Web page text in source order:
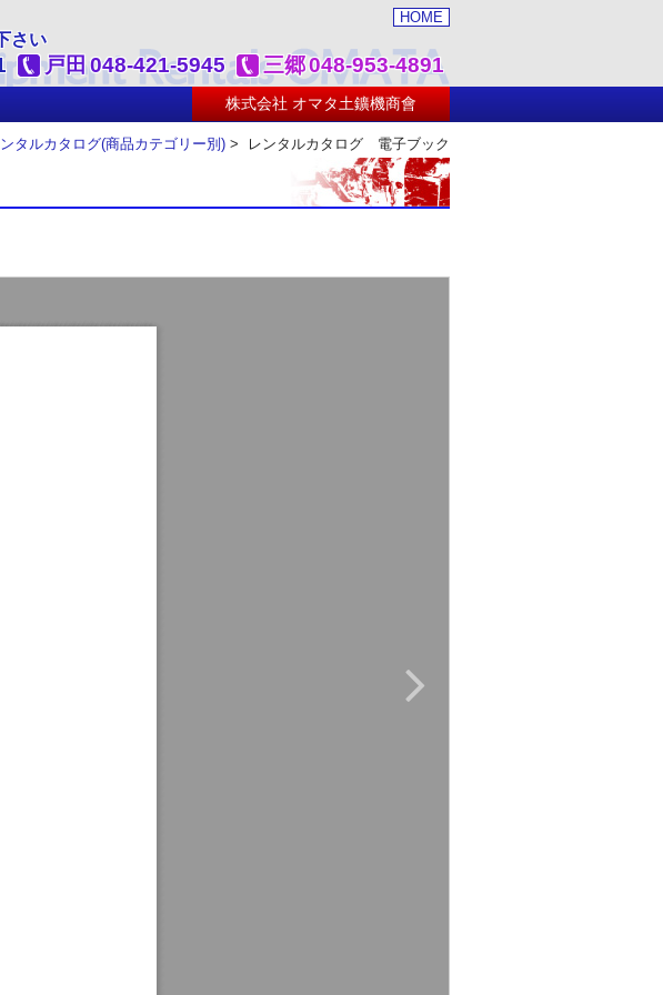
HOME
さい
戸田048-421-5945 三郷048-953-4891
株式会社 オマタ土鑛機商會
タルカタログ(商品カテゴリー別) > レンタルカタログ 電子ブック